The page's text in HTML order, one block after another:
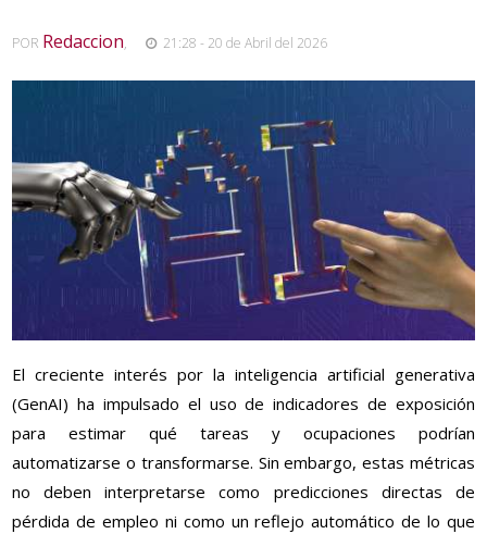
POR Redaccion, 21:28 - 20 de Abril del 2026
El creciente interés por la inteligencia artificial generativa
(GenAI) ha impulsado el uso de indicadores de exposición
para estimar qué tareas y ocupaciones podrían
automatizarse o transformarse. Sin embargo, estas métricas
no deben interpretarse como predicciones directas de
pérdida de empleo ni como un reflejo automático de lo que